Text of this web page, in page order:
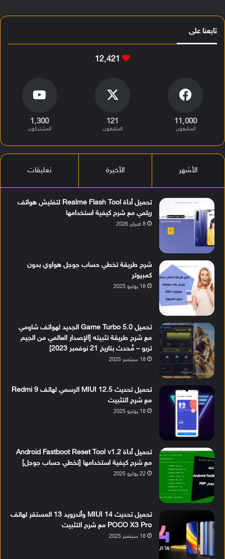
تابعنا على
12٬421
11٬000
المتابعون
121
المتابعون
1٬300
المشتركون
الأشهر الأخيرة تعليقات
تحميل أداة Realme Flash Tool لتفليش هواتف
ريلمي مع شرح كيفية استخدامها
8 فبراير 2026
شرح طريقة تخطي حساب جوجل هواوي بدون
كمبيوتر
18 يوليو 2025
تحميل Game Turbo 5.0 الجديد لهواتف شاومي
مع شرح طريقة تثبيته [الإصدار العالمي من الجيم
تربو – مُحدث بتاريخ 21 نوفمبر 2023]
18 سبتمبر 2025
تحميل تحديث MIUI 12.5 الرسمي لهاتف Redmi 9
مع شرح التثبيت
18 يوليو 2025
تحميل أداة Android Fastboot Reset Tool v1.2
مع شرح كيفية استخدامها [تخطي حساب جوجل]
22 يوليو 2025
تحميل تحديث MIUI 14 وأندرويد 13 المستقر لهاتف
POCO X3 Pro مع شرح التثبيت
18 سبتمبر 2025